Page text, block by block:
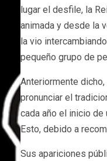
lugar el desfile, la
animada y desde la
la vio
pequeño grupo de
Anteriormente
pronunciar el
cada año el inicio de
Esto, debido a
Sus apariciones